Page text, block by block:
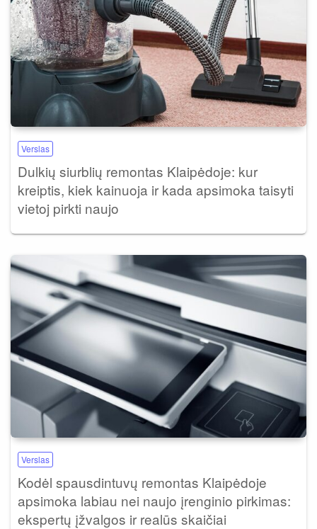
Verslas
Dulkių siurblių remontas Klaipėdoje: kur
kreiptis, kiek kainuoja ir kada apsimoka taisyti
vietoj pirkti naujo
Verslas
Kodėl spausdintuvų remontas Klaipėdoje
apsimoka labiau nei naujo įrenginio pirkimas:
ekspertų įžvalgos ir realūs skaičiai